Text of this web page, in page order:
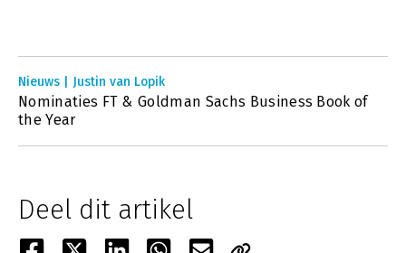
Nieuws | Justin van Lopik
Nominaties FT & Goldman Sachs Business Book of
the Year
Deel dit artikel